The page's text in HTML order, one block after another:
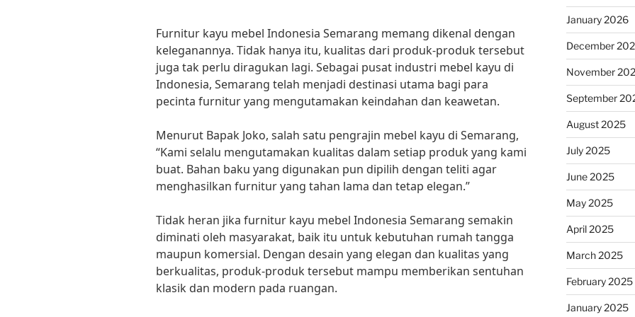
Furnitur kayu mebel Indonesia Semarang memang dikenal dengan
keleganannya. Tidak hanya itu, kualitas dari produk-produk tersebut
juga tak perlu diragukan lagi. Sebagai pusat industri mebel kayu di
Indonesia, Semarang telah menjadi destinasi utama bagi para
pecinta furnitur yang mengutamakan keindahan dan keawetan.
Menurut Bapak Joko, salah satu pengrajin mebel kayu di Semarang,
“Kami selalu mengutamakan kualitas dalam setiap produk yang kami
buat. Bahan baku yang digunakan pun dipilih dengan teliti agar
menghasilkan furnitur yang tahan lama dan tetap elegan.”
Tidak heran jika furnitur kayu mebel Indonesia Semarang semakin
diminati oleh masyarakat, baik itu untuk kebutuhan rumah tangga
maupun komersial. Dengan desain yang elegan dan kualitas yang
berkualitas, produk-produk tersebut mampu memberikan sentuhan
klasik dan modern pada ruangan.
January 2026
December
November
September
August 2025
July 2025
June 2025
May 2025
April 2025
March 2025
February 2025
January 2025